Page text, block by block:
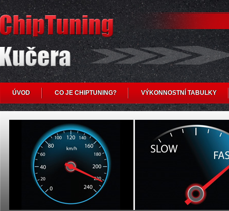
ÚVOD CO JE CHIPTUNING? VÝKONNOSTNÍ TABULKY